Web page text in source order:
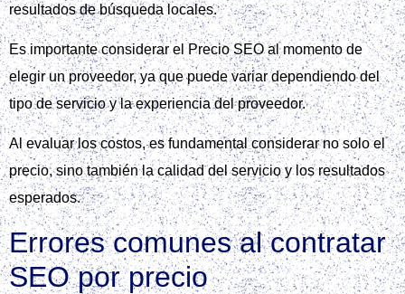
resultados de búsqueda locales.
Es importante considerar el Precio SEO al momento de
elegir un proveedor, ya que puede variar dependiendo del
tipo de servicio y la experiencia del proveedor.
Al evaluar los costos, es fundamental considerar no solo el
precio, sino también la calidad del servicio y los resultados
esperados.
Errores comunes al contratar
SEO por precio